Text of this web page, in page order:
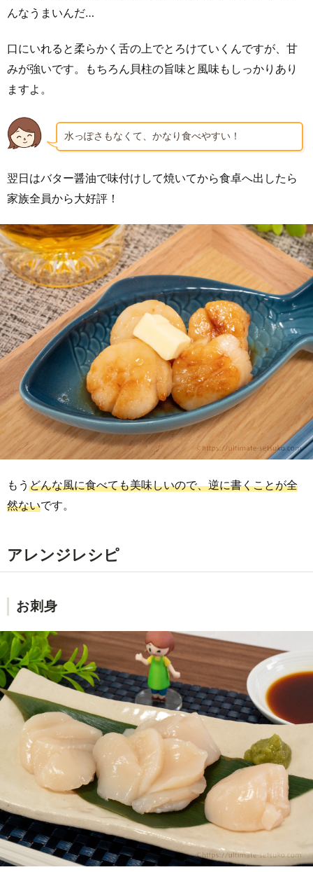
んなうまいんだ…
口にいれると柔らかく舌の上でとろけていくんですが、甘
みが強いです。もちろん貝柱の旨味と風味もしっかりあり
ますよ。
水っぽさもなくて、かなり食べやすい！
翌日はバター醤油で味付けして焼いてから食卓へ出したら
家族全員から大好評！
もう どんな風に食べても美味しいので、逆に書くことが全
然ないです。
アレンジレシピ
お刺身